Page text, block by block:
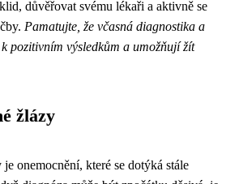
důvěřovat svému lékaři a aktivně se
Pamatujte, že včasná diagnostika a
pozitivním výsledkům a umožňují žít
žlázy
onemocnění, které se dotýká stále